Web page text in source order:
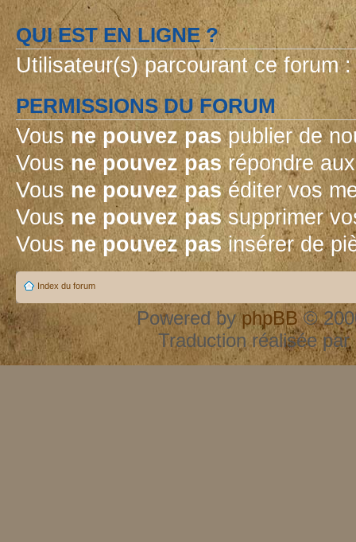
QUI EST EN LIGNE ?
Utilisateur(s) parcourant ce forum
PERMISSIONS DU FORUM
Vousne pouvez paspublier de
Vousne pouvez pasrépondre
Vousne pouvez paséditer vos
Vousne pouvez passupprimer
Vousne pouvez pasinsérer de
Index du forum
Powered byphpBB©
Traduction réalisée par